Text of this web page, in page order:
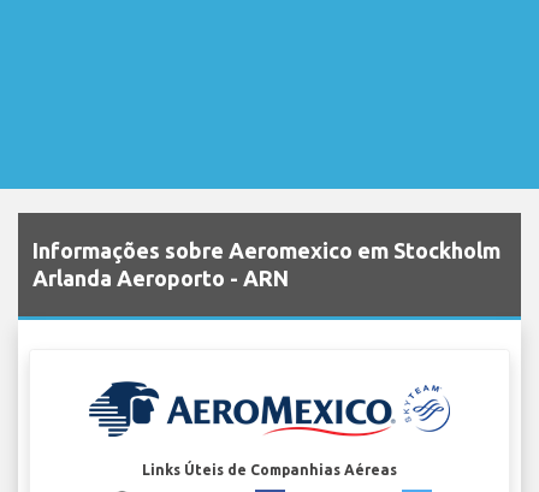
Informações sobre Aeromexico em Stockholm
Arlanda Aeroporto - ARN
Links Úteis de Companhias Aéreas